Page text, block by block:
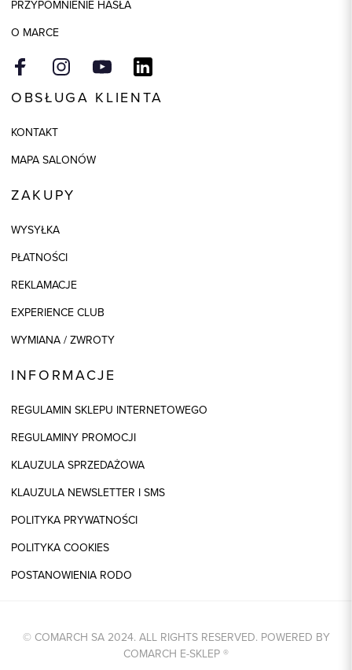
PRZYPOMNIENIE HASŁA
O MARCE
OBSŁUGA KLIENTA
KONTAKT
MAPA SALONÓW
ZAKUPY
WYSYŁKA
PŁATNOŚCI
REKLAMACJE
EXPERIENCE CLUB
WYMIANA / ZWROTY
INFORMACJE
REGULAMIN SKLEPU INTERNETOWEGO
REGULAMINY PROMOCJI
KLAUZULA SPRZEDAŻOWA
KLAUZULA NEWSLETTER I SMS
POLITYKA PRYWATNOŚCI
POLITYKA COOKIES
POSTANOWIENIA RODO
© COMARCH SA 2024. ALL RIGHTS RESERVED. POWERED BY
COMARCH E-SKLEP®